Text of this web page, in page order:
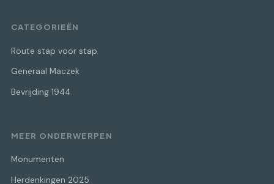
CATEGORIEËN
Route stap voor stap
Generaal Maczek
Bevrijding 1944
MEER ONDERWERPEN
Monumenten
Herdenkingen 2025